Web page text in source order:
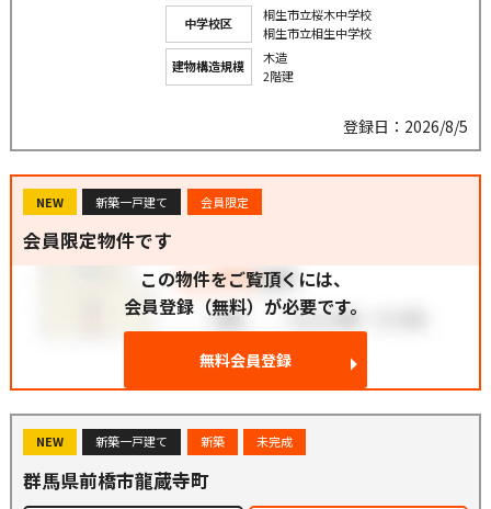
中学校区
桐生市立桜木中学校
桐生市立相生中学校
建物構造規模
木造
2階建
登録日：2026/8/5
NEW 新築一戸建て 会員限定
会員限定物件です
この物件をご覧頂くには、
会員登録（無料）が必要です。
無料会員登録
NEW 新築一戸建て 新築 未完成
群馬県前橋市龍蔵寺町